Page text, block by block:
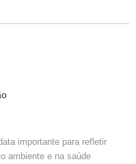
importante para refletir
ambiente e na saúde